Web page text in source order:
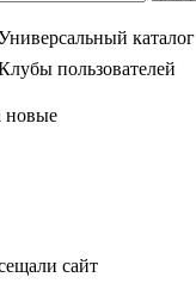
каталог
пользователей
новые
сайт